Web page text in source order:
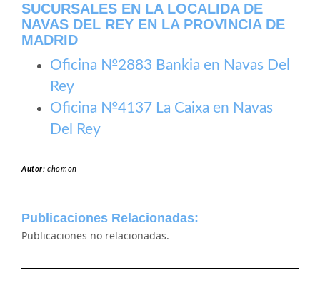
SUCURSALES EN LA LOCALIDA DE
NAVAS DEL REY EN LA PROVINCIA DE
MADRID
Oficina №2883 Bankia en Navas Del
Rey
Oficina №4137 La Caixa en Navas
Del Rey
Autor:chomon
Publicaciones Relacionadas:
Publicaciones no relacionadas.